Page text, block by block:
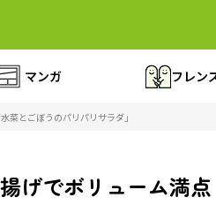
マンガ フレン
菜とごぼうのパリパリサラダ」
げでボリューム満